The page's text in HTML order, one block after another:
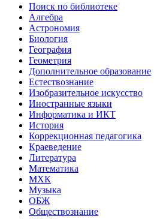
Поиск по библиотеке
Алгебра
Астрономия
Биология
География
Геометрия
Дополнительное образование
Естествознание
Изобразительное искусство
Иностранные языки
Информатика и ИКТ
История
Коррекционная педагогика
Краеведение
Литература
Математика
МХК
Музыка
ОБЖ
Обществознание